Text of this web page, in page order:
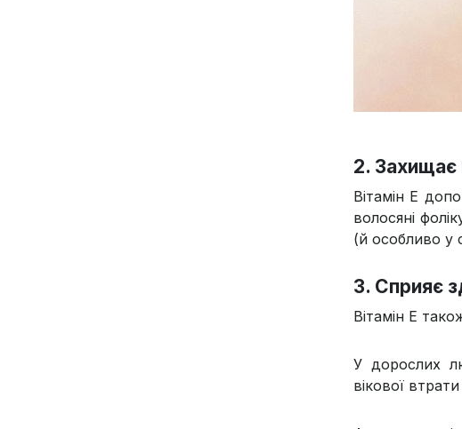
2. Захищає
Вітамін Е
волосяні
(й особливо у
3. Сприяє
Вітамін Е
У дорослих
вікової